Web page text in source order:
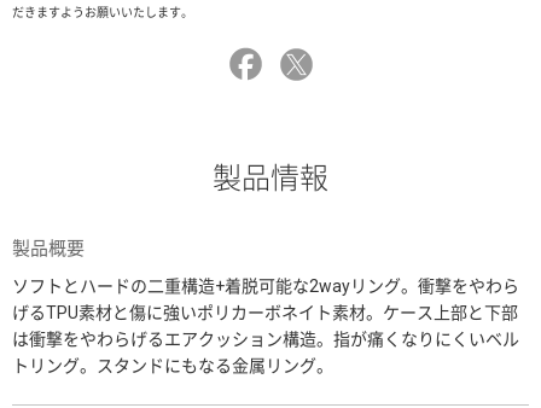
だきますようお願いいたします。
製品情報
製品概要
ソフトとハードの二重構造+着脱可能な2wayリング。衝撃をやわら
げるTPU素材と傷に強いポリカーボネイト素材。ケース上部と下部
は衝撃をやわらげるエアクッション構造。指が痛くなりにくいベル
トリング。スタンドにもなる金属リング。